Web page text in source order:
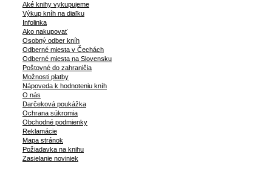
Aké knihy vykupujeme
Výkup kníh na diaľku
Infolinka
Ako nakupovať
Osobný odber kníh
Odberné miesta v Čechách
Odberné miesta na Slovensku
Poštovné do zahraničia
Možnosti platby
Nápoveda k hodnoteniu kníh
O nás
Darčeková poukážka
Ochrana súkromia
Obchodné podmienky
Reklamácie
Mapa stránok
Požiadavka na knihu
Zasielanie noviniek